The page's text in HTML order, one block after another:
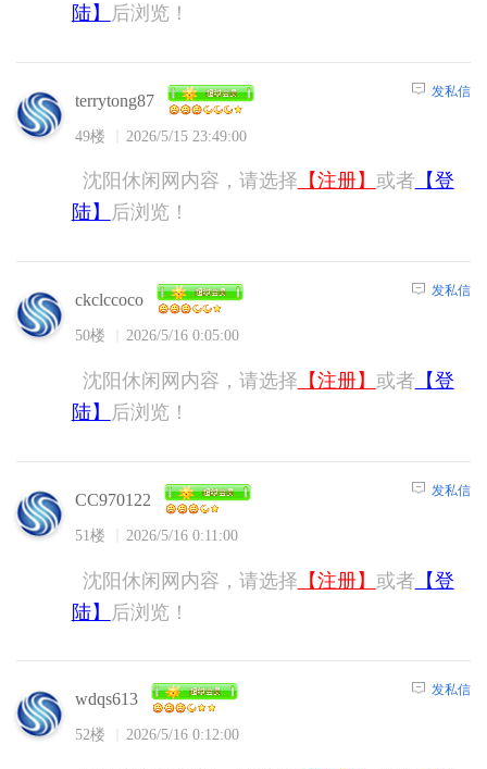
陆】
后浏览！
terrytong87
49楼 2026/5/15 23:49:00
发私信
沈阳休闲网内容，请选择 【注册】 或者 【登
陆】
后浏览！
ckclccoco
50楼 2026/5/16 0:05:00
发私信
沈阳休闲网内容，请选择 【注册】 或者 【登
陆】
后浏览！
CC970122
51楼 2026/5/16 0:11:00
发私信
沈阳休闲网内容，请选择 【注册】 或者 【登
陆】
后浏览！
wdqs613
52楼 2026/5/16 0:12:00
发私信